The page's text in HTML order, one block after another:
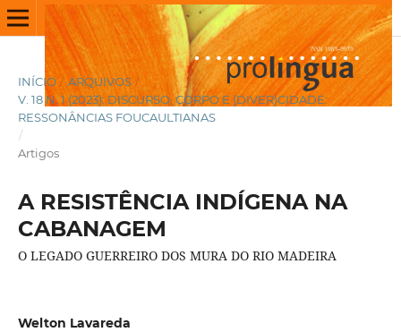
INÍCIO / ARQUIVOS /
V. 18 N. 1 (2023): DISCURSO, CORPO E (DIVER)CIDADE:
RESSONÂNCIAS FOUCAULTIANAS
/
Artigos
A RESISTÊNCIA INDÍGENA NA
CABANAGEM
O LEGADO GUERREIRO DOS MURA DO RIO MADEIRA
Welton Lavareda